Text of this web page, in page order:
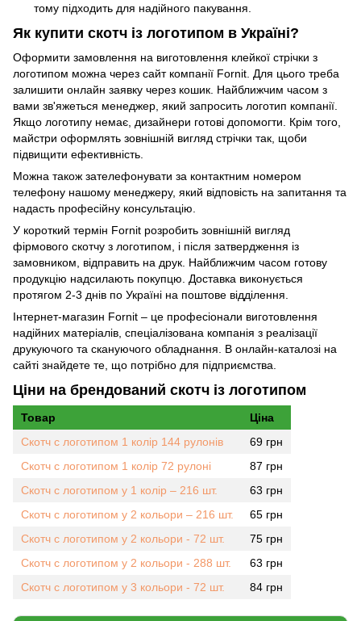
тому підходить для надійного пакування.
Як купити скотч із логотипом в Україні?
Оформити замовлення на виготовлення клейкої стрічки з
логотипом можна через сайт компанії Fornit. Для цього треба
залишити онлайн заявку через кошик. Найближчим часом з
вами зв'яжеться менеджер, який запросить логотип компанії.
Якщо логотипу немає, дизайнери готові допомогти. Крім того,
майстри оформлять зовнішній вигляд стрічки так, щоби
підвищити ефективність.
Можна також зателефонувати за контактним номером
телефону нашому менеджеру, який відповість на запитання та
надасть професійну консультацію.
У короткий термін Fornit розробить зовнішній вигляд
фірмового скотчу з логотипом, і після затвердження із
замовником, відправить на друк. Найближчим часом готову
продукцію надсилають покупцю. Доставка виконується
протягом 2-3 днів по Україні на поштове відділення.
Інтернет-магазин Fornit – це професіонали виготовлення
надійних матеріалів, спеціалізована компанія з реалізації
друкуючого та скануючого обладнання. В онлайн-каталозі на
сайті знайдете те, що потрібно для підприємства.
Ціни на брендований скотч із логотипом
Товар
Ціна
Скотч с логотипом 1 колір 144 рулонів
69 грн
Скотч с логотипом 1 колір 72 рулоні
87 грн
Скотч с логотипом у 1 колір – 216 шт.
63 грн
Скотч с логотипом у 2 кольори – 216 шт.
65 грн
Скотч с логотипом у 2 кольори - 72 шт.
75 грн
Скотч с логотипом у 2 кольори - 288 шт.
63 грн
Скотч с логотипом у 3 кольори - 72 шт.
84 грн